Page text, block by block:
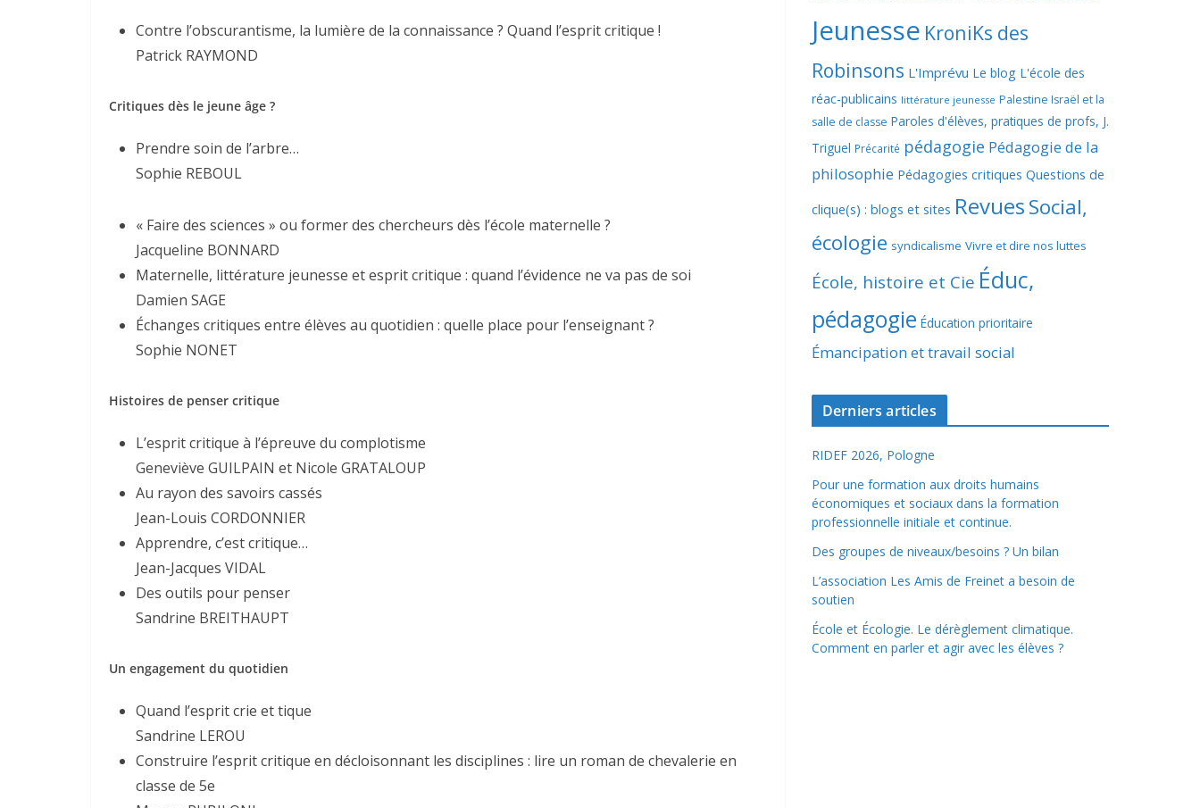
Contre l’obscurantisme, la lumière de la connaissance ? Quand l’esprit critique !
Patrick RAYMOND
Critiques dès le jeune âge ?
Prendre soin de l’arbre…
Sophie REBOUL
« Faire des sciences » ou former des chercheurs dès l’école maternelle ?
Jacqueline BONNARD
Maternelle, littérature jeunesse et esprit critique : quand l’évidence ne va pas de soi
Damien SAGE
Échanges critiques entre élèves au quotidien : quelle place pour l’enseignant ?
Sophie NONET
Histoires de penser critique
L’esprit critique à l’épreuve du complotisme
Geneviève GUILPAIN et Nicole GRATALOUP
Au rayon des savoirs cassés
Jean-Louis CORDONNIER
Apprendre, c’est critique…
Jean-Jacques VIDAL
Des outils pour penser
Sandrine BREITHAUPT
Un engagement du quotidien
Quand l’esprit crie et tique
Sandrine LEROU
Construire l’esprit critique en décloisonnant les disciplines : lire un roman de chevalerie en
classe de 5e
Jeunesse KroniKs des
Robinsons L'Imprévu Le blog L'école des
réac-publicains littérature jeunesse Palestine Israël et la
salle de classe Paroles d'élèves, pratiques de profs, J.
Triguel Précarité pédagogie Pédagogie de la
philosophie Pédagogies critiques Questions de
clique(s) : blogs et sites RevuesSocial,
écologie syndicalisme Vivre et dire nos luttes
École, histoire et Cie Éduc,
pédagogie Éducation prioritaire
Émancipation et travail social
Derniers articles
RIDEF 2026, Pologne
Pour une formation aux droits humains
économiques et sociaux dans la formation
professionnelle initiale et continue.
Des groupes de niveaux/besoins ? Un bilan
L’association Les Amis de Freinet a besoin de
soutien
École et Écologie. Le dérèglement climatique.
Comment en parler et agir avec les élèves ?